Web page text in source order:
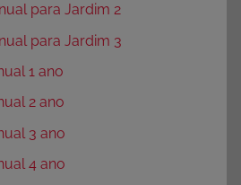
para Jardim 2
para Jardim 3
1 ano
2 ano
3 ano
4 ano